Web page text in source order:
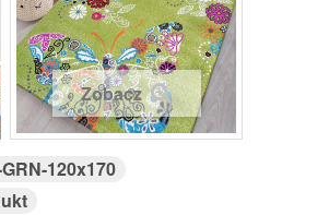
Zobacz
120x170